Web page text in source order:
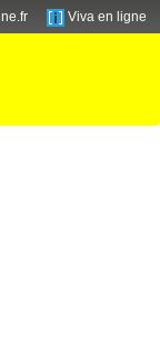
Viva en ligne